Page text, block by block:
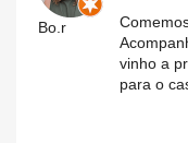
Bo.r
vinho a
para o